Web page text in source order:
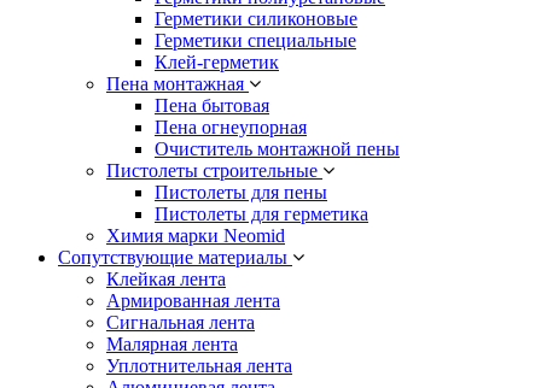
Герметики силиконовые
Герметики специальные
Клей-герметик
Пена монтажная
Пена бытовая
Пена огнеупорная
Очиститель монтажной пены
Пистолеты строительные
Пистолеты для пены
Пистолеты для герметика
Химия марки Neomid
Сопутствующие материалы
Клейкая лента
Армированная лента
Сигнальная лента
Малярная лента
Уплотнительная лента